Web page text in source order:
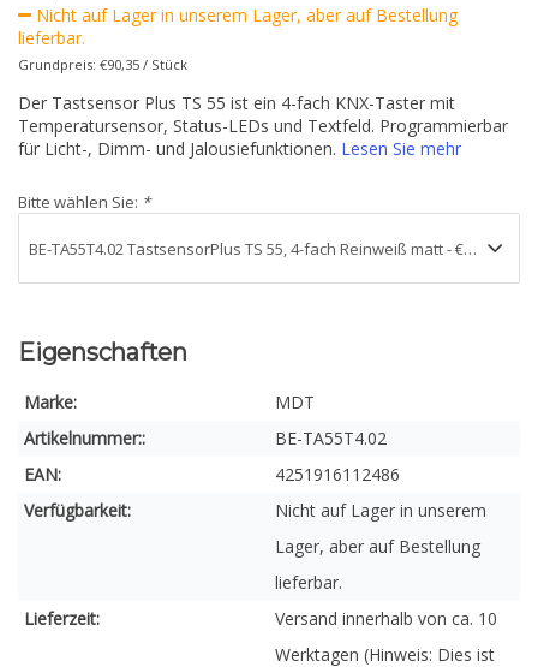
Nicht auf Lager in unserem Lager, aber auf Bestellung
lieferbar.
Grundpreis: €90,35 / Stück
Der Tastsensor Plus TS 55 ist ein 4-fach KNX-Taster mit
Temperatursensor, Status-LEDs und Textfeld. Programmierbar
für Licht-, Dimm- und Jalousiefunktionen. Lesen Sie mehr
Bitte wählen Sie: *
Eigenschaften
Marke:
MDT
Artikelnummer::
BE-TA55T4.02
EAN:
4251916112486
Verfügbarkeit:
Nicht auf Lager in unserem
Lager, aber auf Bestellung
lieferbar.
Lieferzeit:
Versand innerhalb von ca. 10
Werktagen (Hinweis: Dies ist